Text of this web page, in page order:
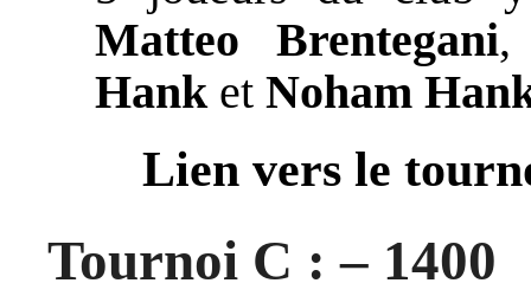
Matteo Brentegani
Hank et Noham
Lien vers le
Tournoi C : – 1400